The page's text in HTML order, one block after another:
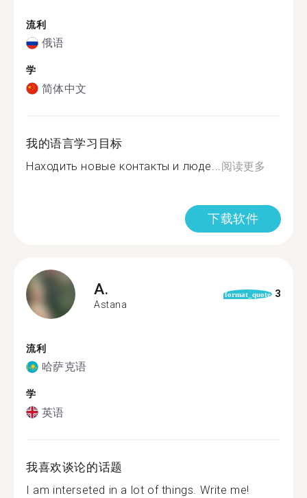
流利
俄语
学
简体中文
我的语言学习目标
Находить новые контакты и люде... 阅读更多
下载软件
A.
Astana
format_quote 3
流利
哈萨克语
学
英语
我喜欢谈论的话题
I am interseted in a lot of things. Write me!